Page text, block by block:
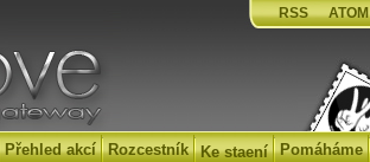
RSS ATOM
Přehled akcí Rozcestník Ke staení Pomáháme